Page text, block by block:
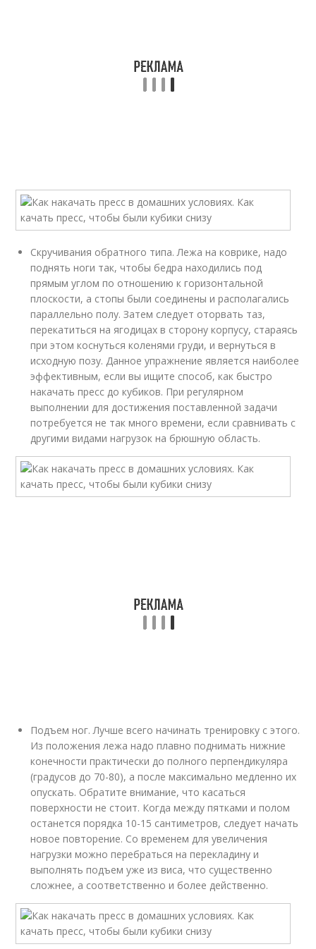
Скручивания обратного типа. Лежа на коврике, надо
поднять ноги так, чтобы бедра находились под
прямым углом по отношению к горизонтальной
плоскости, а стопы были соединены и располагались
параллельно полу. Затем следует оторвать таз,
перекатиться на ягодицах в сторону корпусу, стараясь
при этом коснуться коленями груди, и вернуться в
исходную позу. Данное упражнение является наиболее
эффективным, если вы ищите способ, как быстро
накачать пресс до кубиков. При регулярном
выполнении для достижения поставленной задачи
потребуется не так много времени, если сравнивать с
другими видами нагрузок на брюшную область.
Подъем ног. Лучше всего начинать тренировку с этого.
Из положения лежа надо плавно поднимать нижние
конечности практически до полного перпендикуляра
(градусов до 70-80), а после максимально медленно их
опускать. Обратите внимание, что касаться
поверхности не стоит. Когда между пятками и полом
останется порядка 10-15 сантиметров, следует начать
новое повторение. Со временем для увеличения
нагрузки можно перебраться на перекладину и
выполнять подъем уже из виса, что существенно
сложнее, а соответственно и более действенно.